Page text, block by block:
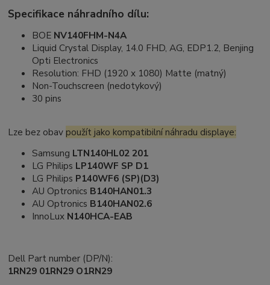
Specifikace náhradního dílu:
BOE NV140FHM-N4A
Liquid Crystal Display, 14.0 FHD, AG, EDP1.2, Benjing
Opti Electronics
Resolution: FHD (1920 x 1080) Matte (matný)
Non-Touchscreen (nedotykový)
30 pins
Lze bez obav použít jako kompatibilní náhradu displaye:
Samsung LTN140HL02 201
LG Philips LP140WF SP D1
LG Philips P140WF6 (SP)(D3)
AU Optronics B140HAN01.3
AU Optronics B140HAN02.6
InnoLux N140HCA-EAB
Dell Part number (DP/N):
1RN29 01RN29 O1RN29